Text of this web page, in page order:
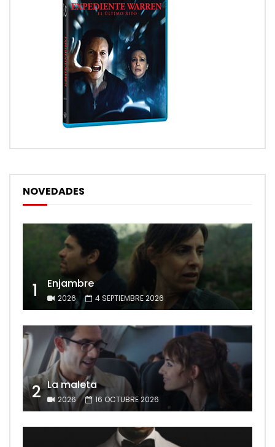
NOVEDADES
1 Enjambre
2026 4 SEPTIEMBRE 2026
2 La maleta
2026 16 OCTUBRE 2026